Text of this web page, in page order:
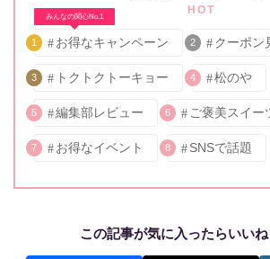
HOT
みんなの関心No.1
1 お得なキャンペーン 2 クーポン
3 トクトクトーキョー 4 松のや
5 編集部レビュー 6 ご褒美スイー
7 お得なイベント 8 SNSで話題
この記事が気に入ったらいいね